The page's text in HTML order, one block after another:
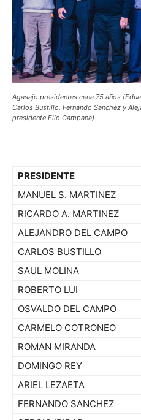
Agasajo presidentes cena 75 años
Carlos Bustillo, Fernando Sanchez y
presidente Elio Campana)
PRESIDENTE
MANUEL S. MARTINEZ
RICARDO A. MARTINEZ
ALEJANDRO DEL CAMPO
CARLOS BUSTILLO
SAUL MOLINA
ROBERTO LUI
OSVALDO DEL CAMPO
CARMELO COTRONEO
ROMAN MIRANDA
DOMINGO REY
ARIEL LEZAETA
FERNANDO SANCHEZ